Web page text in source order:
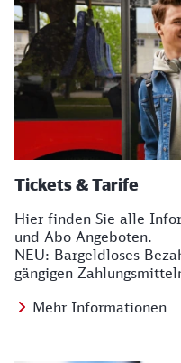
Tickets & Tarife
Hier finden Sie alle
und Abo-Angeboten.
NEU: Bargeldloses
gängigen
Mehr Informationen